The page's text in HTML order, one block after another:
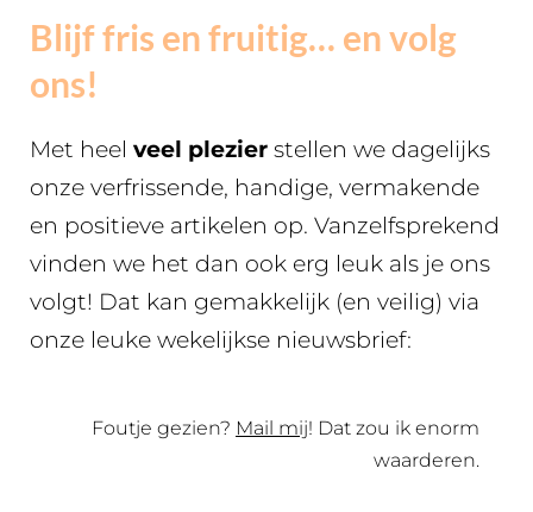
Blijf fris en fruitig… en volg
ons!
Met heel veel plezier stellen we dagelijks
onze verfrissende, handige, vermakende
en positieve artikelen op. Vanzelfsprekend
vinden we het dan ook erg leuk als je ons
volgt! Dat kan gemakkelijk (en veilig) via
onze leuke wekelijkse nieuwsbrief:
Foutje gezien? Mail mij! Dat zou ik enorm
waarderen.